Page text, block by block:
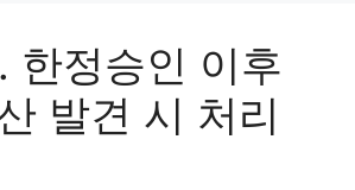
한정승인 이후
발견 시 처리